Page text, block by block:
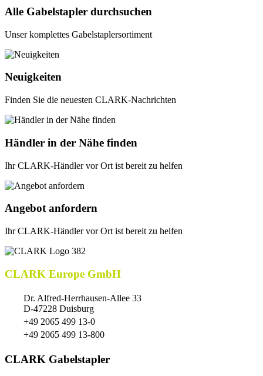
Alle Gabelstapler durchsuchen
Unser komplettes Gabelstaplersortiment
Neuigkeiten
Finden Sie die neuesten CLARK-Nachrichten
Händler in der Nähe finden
Ihr CLARK-Händler vor Ort ist bereit zu helfen
Angebot anfordern
Ihr CLARK-Händler vor Ort ist bereit zu helfen
CLARK Europe GmbH
Dr. Alfred-Herrhausen-Allee 33
D-47228 Duisburg
+49 2065 499 13-0
+49 2065 499 13-800
CLARK Gabelstapler